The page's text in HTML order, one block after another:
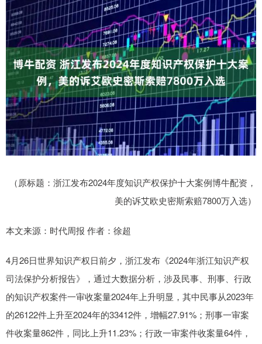
（原标题：浙江发布2024年度知识产权保护十大案例博牛配资，
美的诉艾欧史密斯索赔7800万入选）
本文来源：时代周报 作者：徐超
4月26日世界知识产权日前夕，浙江发布《2024年浙江知识产权
司法保护分析报告》，通过大数据分析，涉及民事、刑事、行政
的知识产权案件一审收案量2024年上升明显，其中民事从2023年
的26122件上升至2024年的33412件，增幅27.91%；刑事一审案
件收案量862件，同比上升11.23%；行政一审案件收案量64件，